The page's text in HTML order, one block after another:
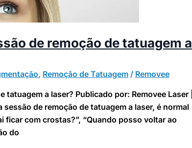
de remoção de tatuagem a
, Remoção de Tatuagem / Removee
a laser? Publicado por: Removee Laser |
de remoção de tatuagem a laser, é normal
ficar com crostas?”, “Quando posso voltar ao
do